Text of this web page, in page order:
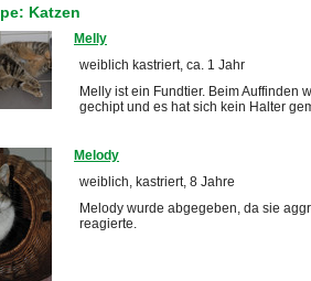
Katzen
Melly
weiblich kastriert, ca. 1 Jahr
Melly ist ein Fundtier. Beim Auffinden
gechipt und es hat sich kein Halter
Melody
weiblich, kastriert, 8 Jahre
Melody wurde abgegeben, da sie
reagierte.